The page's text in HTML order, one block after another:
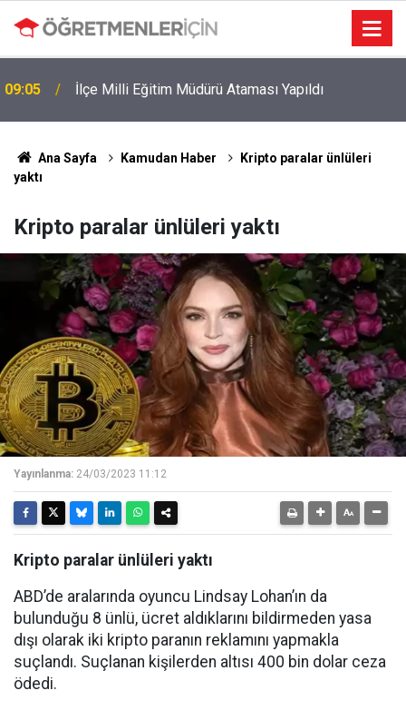
09:05 İlçe Milli Eğitim Müdürü Ataması Yapıldı
Ana Sayfa Kamudan Haber
Kripto paralar ünlüleri
yaktı
Kripto paralar ünlüleri yaktı
Yayınlanma: 24/03/2023 11:12
Kripto paralar ünlüleri yaktı
ABD’de aralarında oyuncu Lindsay Lohan’ın da
bulunduğu 8 ünlü, ücret aldıklarını bildirmeden yasa
dışı olarak iki kripto paranın reklamını yapmakla
suçlandı. Suçlanan kişilerden altısı 400 bin dolar ceza
ödedi.